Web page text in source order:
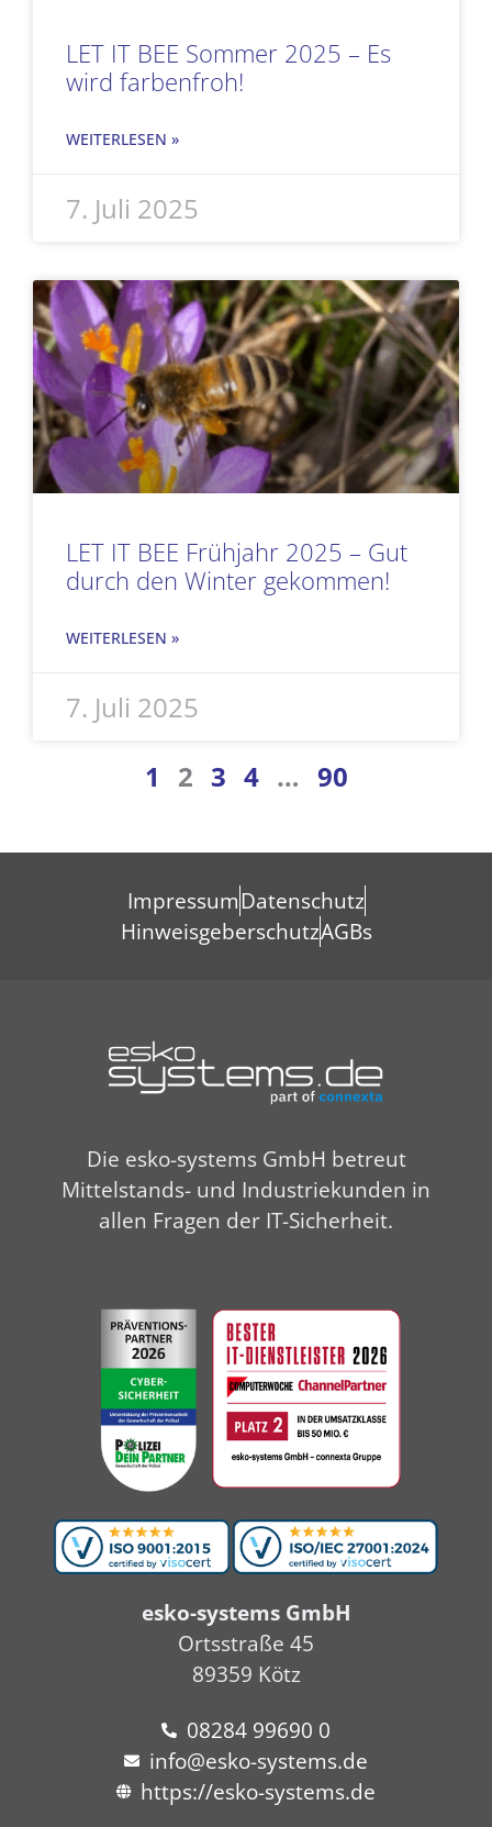
LET IT BEE Sommer 2025 – Es
wird farbenfroh!
WEITERLESEN »
7. Juli 2025
LET IT BEE Frühjahr 2025 – Gut
durch den Winter gekommen!
WEITERLESEN »
7. Juli 2025
1 2 3 4 … 90
ImpressumDatenschutz
HinweisgeberschutzAGBs
Die esko-systems GmbH betreut
Mittelstands- und Industriekunden in
allen Fragen der IT-Sicherheit.
esko-systems GmbH
Ortsstraße 45
89359 Kötz
08284 99690 0
info@esko-systems.de
https://esko-systems.de